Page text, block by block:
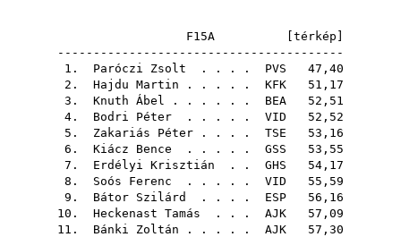
F15A [ térkép
----------------------------------------
1. Paróczi Zsolt . . . . PVS 47,40
2. Hajdu Martin . . . . . KFK 51,17
3. Knuth Ábel . . . . . . BEA 52,51
4. Bodri Péter . . . . . VID 52,52
5. Zakariás Péter . . . . TSE 53,16
6. Kiácz Bence . . . . . GSS 53,55
7. Erdélyi Krisztián . . GHS 54,17
8. Soós Ferenc . . . . . VID 55,59
9. Bátor Szilárd . . . . ESP 56,16
10. Heckenast Tamás . . . AJK 57,09
11. Bánki Zoltán . . . . . AJK 57,30